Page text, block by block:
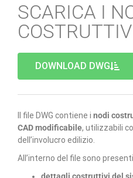
SCARICA I
DOWNLOAD DWG
Il file DWG contiene i nodi
CAD modificabile, utilizzabili
dell’involucro edilizio.
All’interno del file sono